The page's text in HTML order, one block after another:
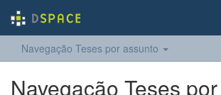
Navegação Teses por assunto
Navegação Teses